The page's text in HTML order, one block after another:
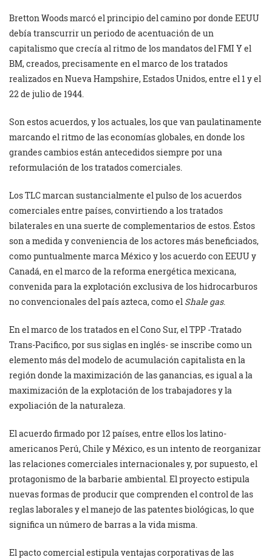
Bretton Woods marcó el principio del camino por donde EEUU
debía transcurrir un periodo de acentuación de un
capitalismo que crecía al ritmo de los mandatos del FMI Y el
BM, creados, precisamente en el marco de los tratados
realizados en Nueva Hampshire, Estados Unidos, entre el 1 y el
22 de julio de 1944.
Son estos acuerdos, y los actuales, los que van paulatinamente
marcando el ritmo de las economías globales, en donde los
grandes cambios están antecedidos siempre por una
reformulación de los tratados comerciales.
Los TLC marcan sustancialmente el pulso de los acuerdos
comerciales entre países, convirtiendo a los tratados
bilaterales en una suerte de complementarios de estos. Éstos
son a medida y conveniencia de los actores más beneficiados,
como puntualmente marca México y los acuerdo con EEUU y
Canadá, en el marco de la reforma energética mexicana,
convenida para la explotación exclusiva de los hidrocarburos
no convencionales del país azteca, como el Shale gas.
En el marco de los tratados en el Cono Sur, el TPP -Tratado
Trans-Pacifico, por sus siglas en inglés- se inscribe como un
elemento más del modelo de acumulación capitalista en la
región donde la maximización de las ganancias, es igual a la
maximización de la explotación de los trabajadores y la
expoliación de la naturaleza.
El acuerdo firmado por 12 países, entre ellos los latino-
americanos Perú, Chile y México, es un intento de reorganizar
las relaciones comerciales internacionales y, por supuesto, el
protagonismo de la barbarie ambiental. El proyecto estipula
nuevas formas de producir que comprenden el control de las
reglas laborales y el manejo de las patentes biológicas, lo que
significa un número de barras a la vida misma.
El pacto comercial estipula ventajas corporativas de las